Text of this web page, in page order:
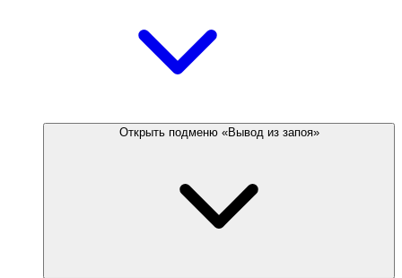
Открыть подменю «Вывод из запоя»